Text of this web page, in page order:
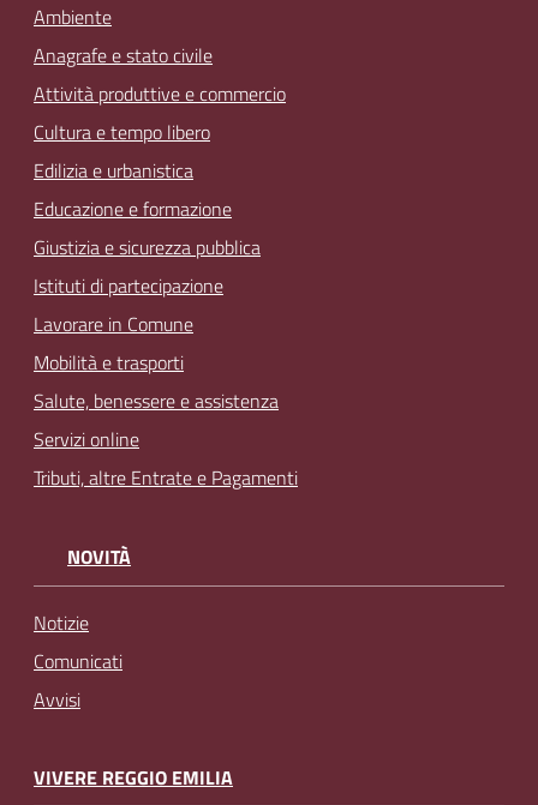
Ambiente
Anagrafe e stato civile
Attività produttive e commercio
Cultura e tempo libero
Edilizia e urbanistica
Educazione e formazione
Giustizia e sicurezza pubblica
Istituti di partecipazione
Lavorare in Comune
Mobilità e trasporti
Salute, benessere e assistenza
Servizi online
Tributi, altre Entrate e Pagamenti
NOVITÀ
Notizie
Comunicati
Avvisi
VIVERE REGGIO EMILIA